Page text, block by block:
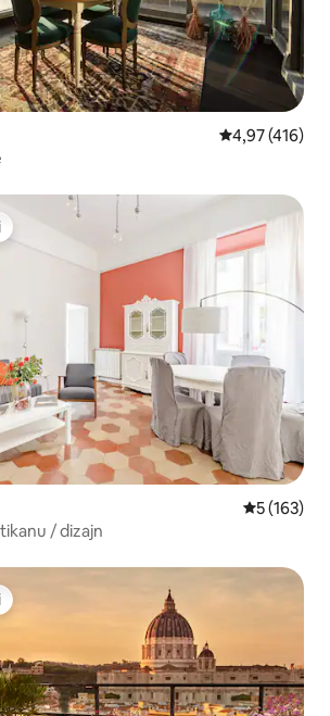
Prosječna
4,97 (416)
s oznakom „Odabrali gosti”
Prosječna
5 (163)
/ dizajn
s oznakom „Odabrali gosti”